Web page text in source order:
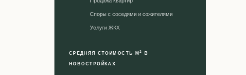
Споры с соседями и сожителями
Уcлуги ЖКХ
СРЕДНЯЯ СТОИМОСТЬ М2 В
НОВОСТРОЙКАХ